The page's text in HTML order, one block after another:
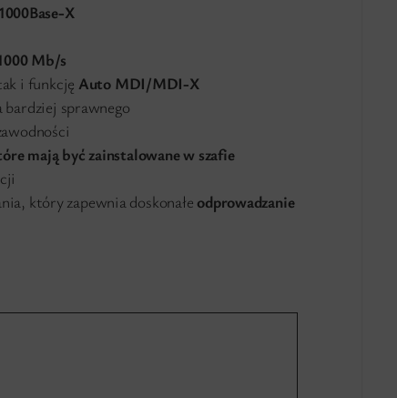
X
Mb/s
i funkcję Auto MDI/MDI-X
bardziej sprawnego
mają być zainstalowane w szafie
który zapewnia doskonałe odprowadzanie